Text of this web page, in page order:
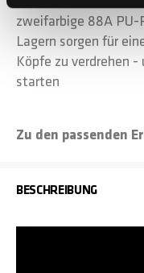
zweifarbige 88A PU-
Lagern sorgen für
Köpfe zu verdrehen
starten
Zu den passenden
BESCHREIBUNG